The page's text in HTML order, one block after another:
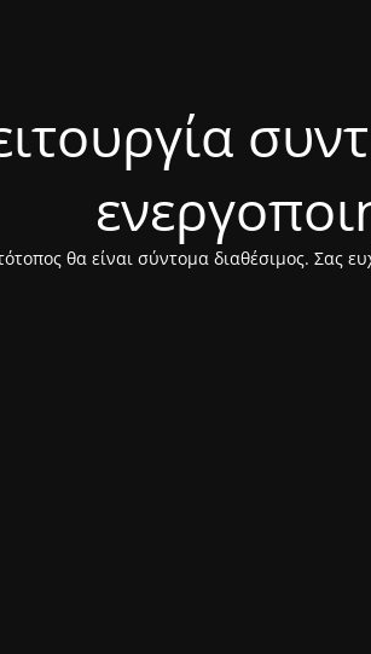
θα είναι σύντομα διαθέσιμος. Σας